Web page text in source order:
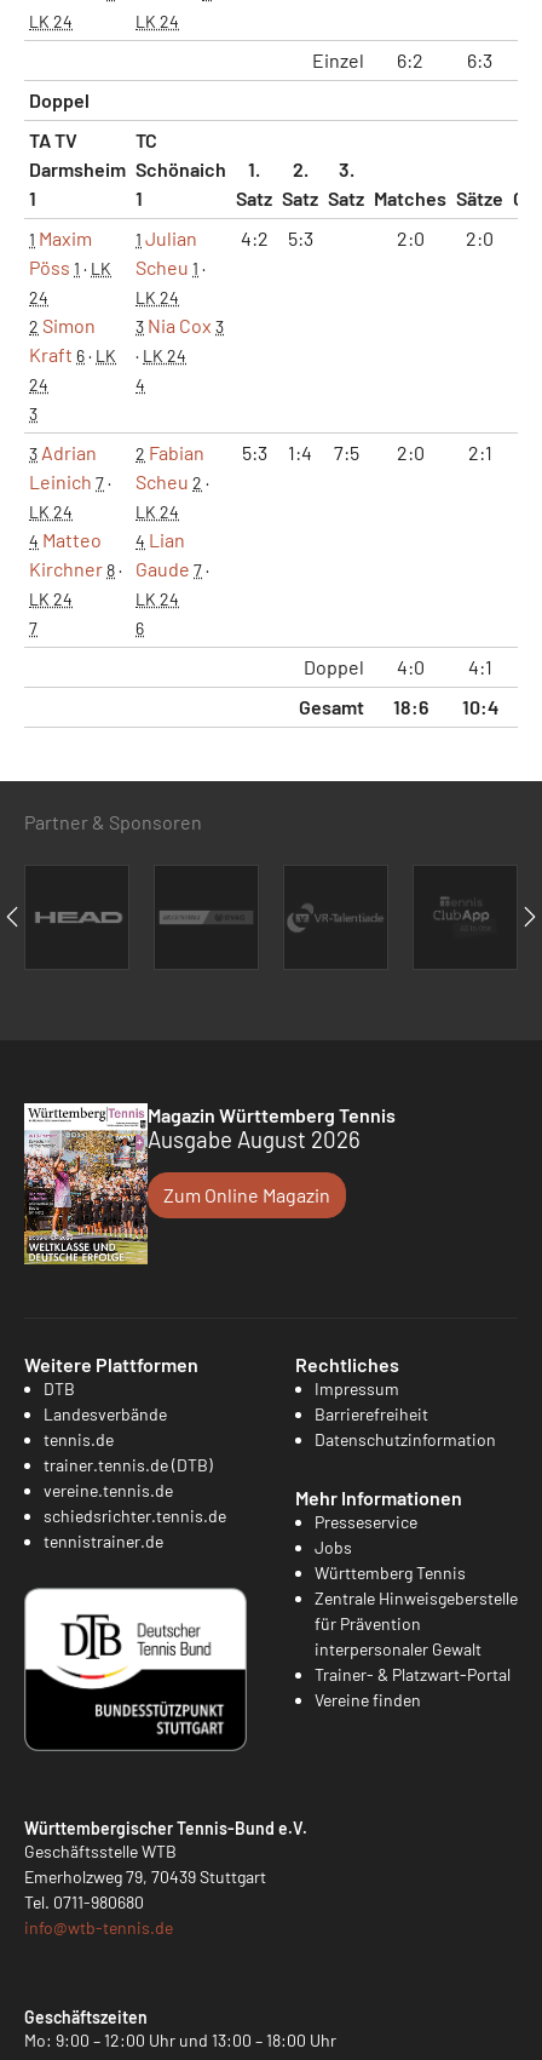
LK 24
LK 24
Einzel 6:2 6:3
Doppel
TA TV
Darmsheim
1
TC
Schönaich
1
1.
Satz
2.
Satz
3.
Satz Matches Sätze
1 Maxim
Pöss 1 · LK
24
2 Simon
Kraft 6· LK
24
3
1 Julian
Scheu 1 ·
LK 24
3 Nia Cox 3
· LK 24
4
4:2 5:3 2:0 2:0
3 Adrian
Leinich 7·
LK 24
4 Matteo
Kirchner8·
LK 24
7
2 Fabian
Scheu 2 ·
LK 24
4 Lian
Gaude 7·
LK 24
6
5:3 1:4 7:5 2:0 2:1
Doppel 4:0 4:1
Gesamt
18:6 10:4
Partner & Sponsoren
Magazin Württemberg Tennis
Ausgabe August 2026
Zum Online Magazin
Weitere Plattformen
DTB
Landesverbände
tennis.de
trainer.tennis.de (DTB)
vereine.tennis.de
schiedsrichter.tennis.de
tennistrainer.de
Rechtliches
Impressum
Barrierefreiheit
Datenschutzinformation
Mehr Informationen
Presseservice
Jobs
Württemberg Tennis
Zentrale Hinweisgeberstelle
für Prävention
interpersonaler Gewalt
Trainer- & Platzwart-Portal
Vereine finden
Württembergischer Tennis-Bund e.V.
Geschäftsstelle WTB
Emerholzweg 79, 70439 Stuttgart
Tel. 0711-980680
info@wtb-tennis.de
Geschäftszeiten
Mo: 9:00 – 12:00 Uhr und 13:00 – 18:00 Uhr